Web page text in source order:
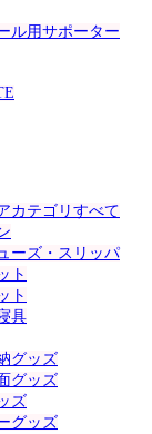
ル用サポーター
カテゴリすべて
ーズ・スリッパ
ト
ト
具
グッズ
グッズ
ズ
グッズ